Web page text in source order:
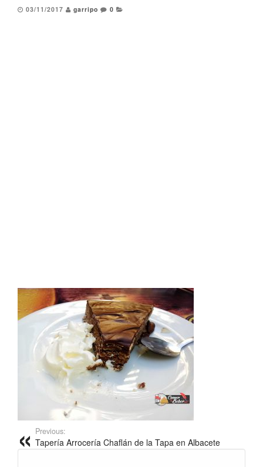
03/11/2017 garripo 0
Previous:
Tapería Arrocería Chaflán de la Tapa en Albacete